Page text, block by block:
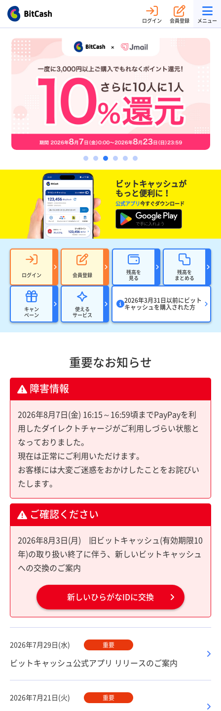
ログイン 会員登録 メニュー
ビットキャッシュが
もっと便利に！
公式アプリ今すぐダウンロード
ログイン 会員登録
残高を
見る
残高を
まとめる
キャン
ペーン
使える
サービス
2026年3月31日以前にビット
キャッシュを購入された方
重要なお知らせ
障害情報
2026年8月7日(金) 16:15～16:59頃までPayPayを利
用したダイレクトチャージがご利用しづらい状態と
なっておりました。
現在は正常にご利用いただけます。
お客様には大変ご迷惑をおかけしたことをお詫びい
たします。
ご確認ください
2026年8月3日(月) 旧ビットキャッシュ(有効期限10
年)の取り扱い終了に伴う、新しいビットキャッシュ
への交換のご案内
新しいひらがなIDに交換
2026年7月29日(水) 重要
ビットキャッシュ公式アプリ リリースのご案内
2026年7月21日(火) 重要